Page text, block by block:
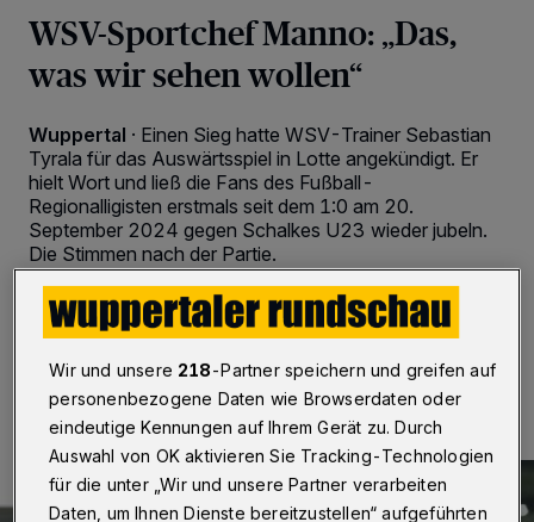
WSV-Sportchef Manno: „Das,
was wir sehen wollen“
Wuppertal · Einen Sieg hatte WSV-Trainer Sebastian
Tyrala für das Auswärtsspiel in Lotte angekündigt. Er
hielt Wort und ließ die Fans des Fußball-
Regionalligisten erstmals seit dem 1:0 am 20.
September 2024 gegen Schalkes U23 wieder jubeln.
Die Stimmen nach der Partie.
Wir und unsere 218-Partner speichern und greifen auf
personenbezogene Daten wie Browserdaten oder
eindeutige Kennungen auf Ihrem Gerät zu. Durch
Auswahl von OK aktivieren Sie Tracking-Technologien
für die unter „Wir und unsere Partner verarbeiten
Daten, um Ihnen Dienste bereitzustellen“ aufgeführten